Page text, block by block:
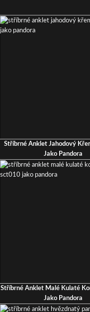
Stříbrné Anklet Jahodový
Jako Pandora
Stříbrné Anklet Malé Kulaté
Jako Pandora